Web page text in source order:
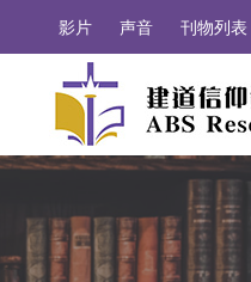
影片 声音 刊物列表